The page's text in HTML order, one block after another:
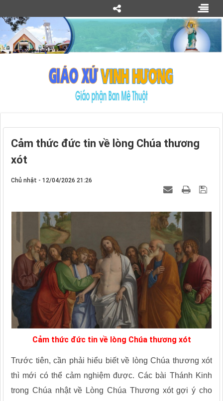
Cảm thức đức tin về lòng Chúa thương
xót
Chủ nhật - 12/04/2026 21:26
Cảm thức đức tin về lòng Chúa thương xót
Trước tiên, cần phải hiểu biết về lòng Chúa thương xót
thì mới có thể cảm nghiệm được. Các bài Thánh Kinh
trong Chúa nhật về Lòng Chúa Thương xót gợi ý cho